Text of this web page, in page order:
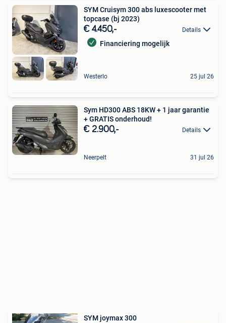
SYM Cruisym 300 abs luxescooter met
topcase (bj 2023)
€ 4.450,- Details
Financiering mogelijk
Westerlo 25 jul 26
Sym HD300 ABS 18KW + 1 jaar garantie
+ GRATIS onderhoud!
€ 2.900,- Details
Neerpelt 31 jul 26
SYM joymax 300